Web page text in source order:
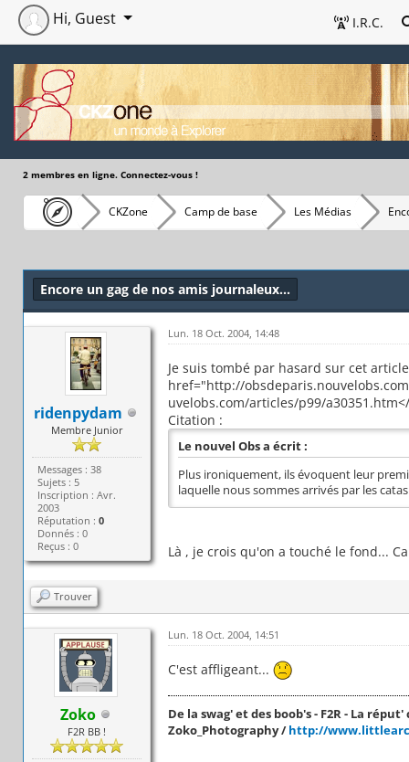
I.R.C.
Hi, Guest
2 membres en ligne. Connectez-vous !
CKZone Camp de base Les Médias
Encore un gag de nos amis journaleux...
ridenpydam
Membre Junior
Messages : 38
Sujets : 5
Inscription : Avr.
2003
Réputation :0
Donnés : 0
Reçus : 0
Lun. 18 Oct. 2004, 14:48
Je suis tombé par hasard sur cet
href="http://
uvelobs.com/articles/p99/
Citation :
Le nouvel Obs a écrit :
Plus ironiquement, ils évoquent leur
laquelle nous sommes arrivés par les
Là , je crois qu'on a touché le fond...
Trouver
Zoko
F2R BB !
Lun. 18 Oct. 2004, 14:51
C'est affligeant...
De la swag' et des boob's - F2R - La réput'
Zoko_Photography /http://